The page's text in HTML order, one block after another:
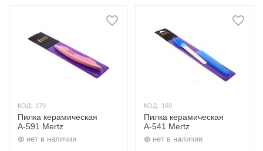
КОД: 170
Пилка керамическая
А-591 Mertz
нет в наличии
КОД: 169
Пилка керамическая
А-541 Mertz
нет в наличии